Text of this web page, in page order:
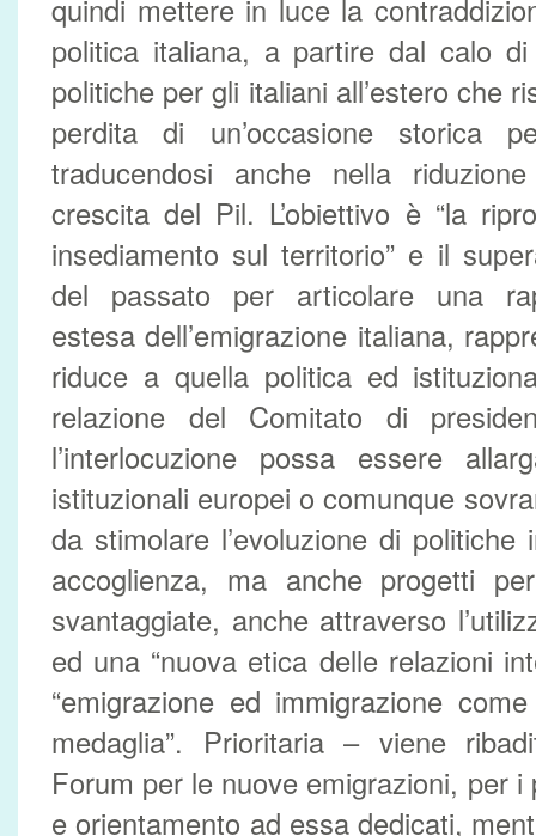
quindi mettere in luce la
politica italiana, a partire dal calo
politiche per gli italiani all’estero che
perdita di un’occasione storica
traducendosi anche nella
crescita del Pil. L’obiettivo è “la
insediamento sul territorio” e il
del passato per articolare una
estesa dell’emigrazione italiana,
riduce a quella politica ed
relazione del Comitato di
l’interlocuzione possa essere
istituzionali europei o comunque
da stimolare l’evoluzione di
accoglienza, ma anche progetti
svantaggiate, anche attraverso
ed una “nuova etica delle relazioni
“emigrazione ed immigrazione
medaglia”. Prioritaria – viene
Forum per le nuove emigrazioni, per
e orientamento ad essa dedicati,